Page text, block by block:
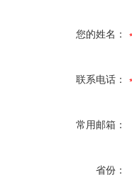
您的姓名：
联系电话：
常用邮箱：
省份：